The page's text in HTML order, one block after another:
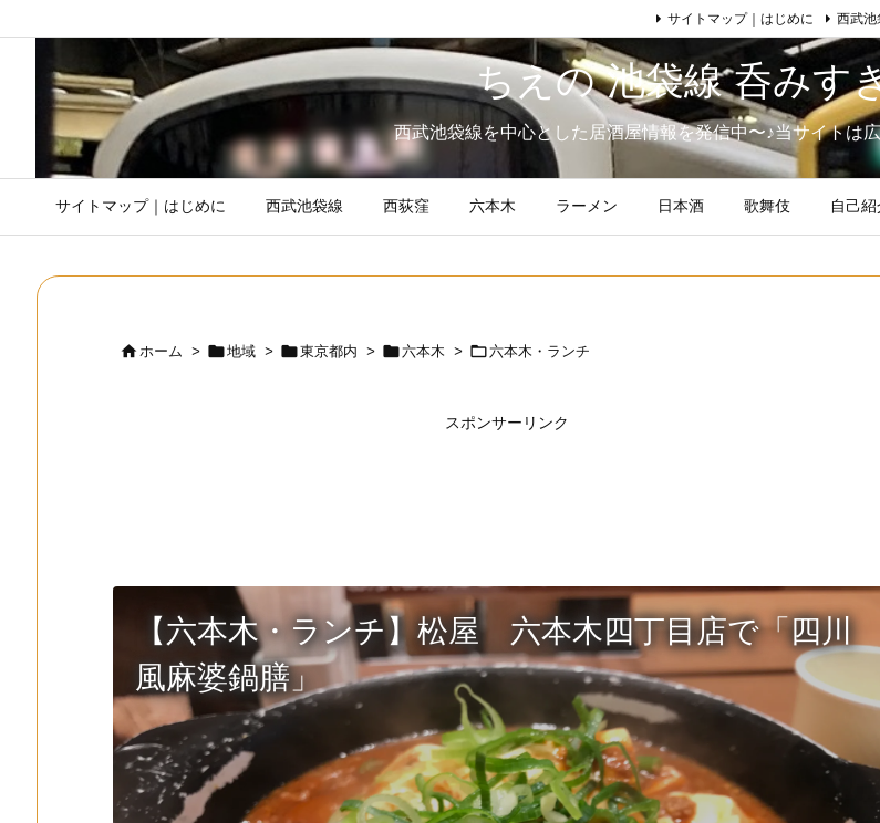
ちえの 池袋線 呑みす
西武池袋線を中心とした居酒屋情報を発信中〜♪当サイトは
サイトマップ｜はじめに 西武池袋線 西荻窪 六本木 ラーメン 日本酒 歌舞伎 自己
サイトマップ｜はじめに 西武池
ホーム > 地域 > 東京都内 > 六本木 > 六本木・ランチ
スポンサーリンク
【六本木・ランチ】松屋 六本木四丁目店で「四川
風麻婆鍋膳」